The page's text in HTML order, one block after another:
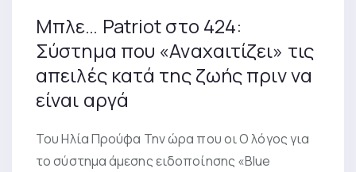
Μπλε… Patriot στο 424:
Σύστημα που «Αναχαιτίζει» τις
απειλές κατά της ζωής πριν να
είναι αργά
Του Ηλία Προύφα Την ώρα που οι Ο λόγος για
το σύστημα άμεσης ειδοποίησης «Blue